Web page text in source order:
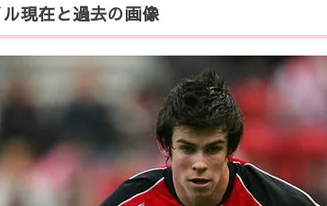
現在と過去の画像